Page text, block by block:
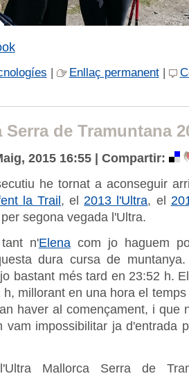
| Enllaç permanent|
de Tramuntana
2015 16:55 | Compartir:
he tornat a aconseguir
la Trail, el 2013 l'Ultra, el
segona vegada l'Ultra.
n'Elenacom jo haguem
dura cursa de
bastant més tard en 23:52 h.
millorant en una hora el
haver al començament, i que
vam impossibilitar ja d'entrada
Mallorca Serra de